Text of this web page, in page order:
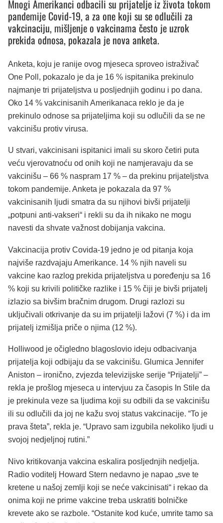
Mnogi Amerikanci odbacili su prijatelje iz života tokom
pandemije Covid-19, a za one koji su se odlučili za
vakcinaciju, mišljenje o vakcinama često je uzrok
prekida odnosa, pokazala je nova anketa.
Anketa, koju je ranije ovog mjeseca sproveo istraživač
One Poll, pokazalo je da je 16 % ispitanika prekinulo
najmanje tri prijateljstva u posljednjih godinu i po dana.
Oko 14 % vakcinisanih Amerikanaca reklo je da je
prekinulo odnose sa prijateljima koji su odlučili da se ne
vakcinišu protiv virusa.
U stvari, vakcinisani ispitanici imali su skoro četiri puta
veću vjerovatnoću od onih koji ne namjeravaju da se
vakcinišu – 66 % naspram 17 % – da prekinu prijateljstva
tokom pandemije. Anketa je pokazala da 97 %
vakcinisanih ljudi smatra da su njihovi bivši prijatelji
„potpuni anti-vakseri“ i rekli su da ih nikako ne mogu
navesti da shvate važnost dobijanja vakcina.
Vakcinacija protiv Covida-19 jedno je od pitanja koja
najviše razdvajaju Amerikance. 14 % njih naveli su
vakcine kao razlog prekida prijateljstva u poređenju sa 16
% koji su krivili političke razlike i 15 % čiji je bivši prijatelj
izlazio sa bivšim bračnim drugom. Drugi razlozi su
uključivali otkrivanje da su im prijatelji lažovi (7 %) i da im
prijatelj izmišlja priče o njima (12 %).
Holliwood je očigledno blagoslovio ideju odbacivanja
prijatelja koji odbijaju da se vakcinišu. Glumica Jennifer
Aniston – ironično, zvjezda televizijske serije “Prijatelji” –
rekla je prošlog mjeseca u intervjuu za časopis In Stile da
je prekinula veze sa ljudima koji su odbili da se vakcinišu
ili su odlučili da joj ne kažu svoj status vakcinacije. “To je
prava šteta”, rekla je. “Upravo sam izgubila nekoliko ljudi u
svojoj nedjeljnoj rutini.”
Nivo kritikovanja vakcina eskalira posljednjih nedjelja.
Radio voditelj Howard Stern nedavno je napao „sve te
kretene u našoj zemlji koji se neće vakcinisati“ i rekao da
onima koji ne prime vakcine treba uskratiti bolničke
krevete ako se razbole. “Ostanite kod kuće, umrite tamo sa